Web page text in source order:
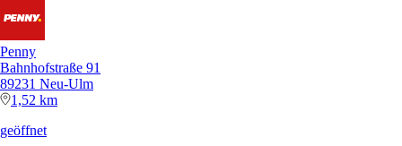
Penny
Bahnhofstraße 91
89231 Neu-Ulm
1,52 km
geöffnet